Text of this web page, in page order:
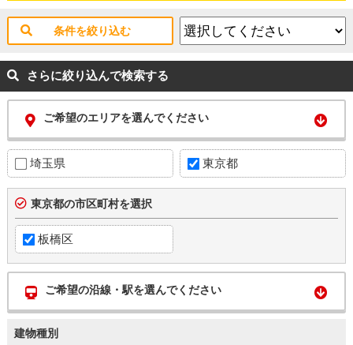
条件を絞り込む
さらに絞り込んで検索する
ご希望のエリアを選んでください
埼玉県 東京都
東京都の市区町村を選択
板橋区
ご希望の沿線・駅を選んでください
建物種別